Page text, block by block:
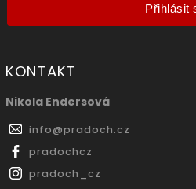
Přihlásit
KONTAKT
Nikola Endersová
info@pradoch.cz
pradochcz
pradoch_cz